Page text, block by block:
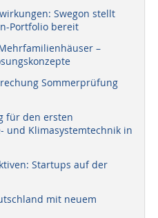
Swegon stellt
Portfolio bereit
–
Sommerprüfung
für den ersten
und Klimasystemtechnik in
Startups auf der
mit neuem